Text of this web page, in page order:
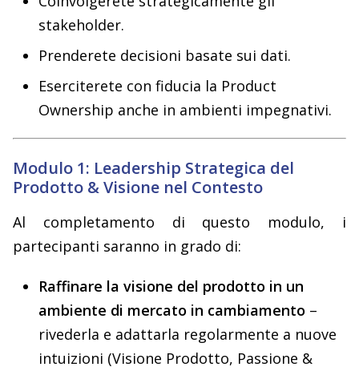
stakeholder.
Prenderete decisioni basate sui dati.
Eserciterete con fiducia la Product
Ownership anche in ambienti impegnativi.
Modulo 1: Leadership Strategica del
Prodotto & Visione nel Contesto
Al completamento di questo modulo, i
partecipanti saranno in grado di:
Raffinare la visione del prodotto in un
ambiente di mercato in cambiamento –
rivederla e adattarla regolarmente a nuove
intuizioni (Visione Prodotto, Passione &